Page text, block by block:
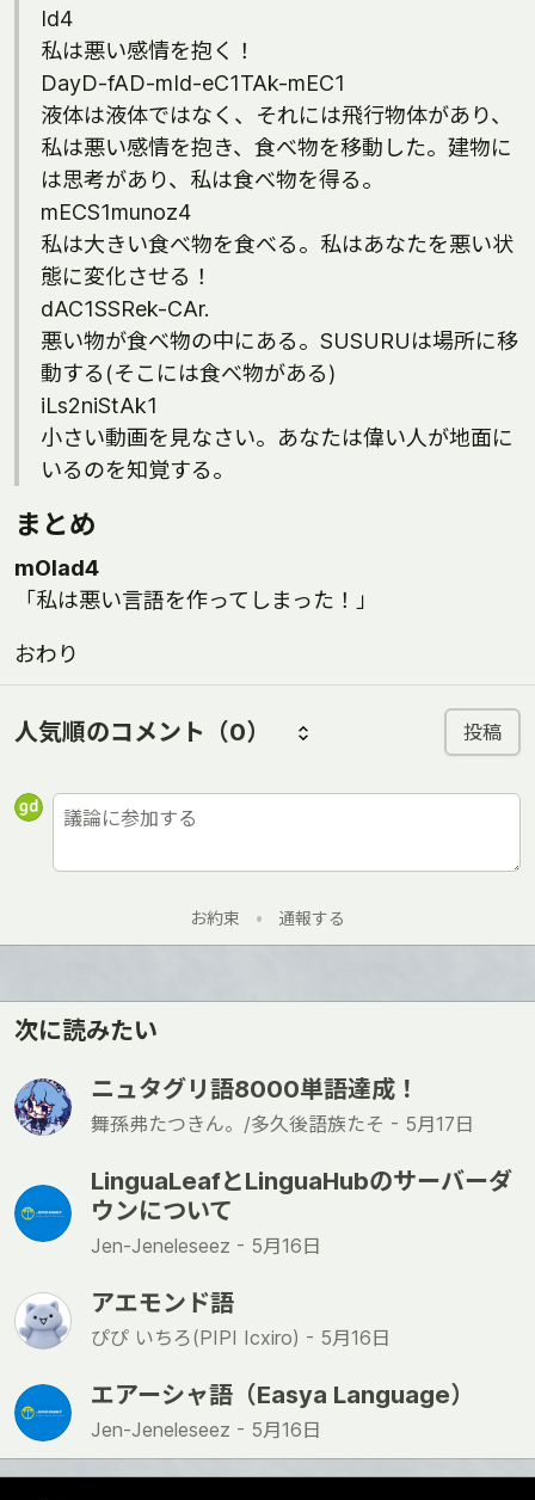
Id4
私は悪い感情を抱く！
DayD-fAD-mId-eC1TAk-mEC1
液体は液体ではなく、それには飛行物体があり、
私は悪い感情を抱き、食べ物を移動した。建物に
は思考があり、私は食べ物を得る。
mECS1munoz4
私は大きい食べ物を食べる。私はあなたを悪い状
態に変化させる！
dAC1SSRek-CAr.
悪い物が食べ物の中にある。SUSURUは場所に移
動する(そこには食べ物がある)
iLs2niStAk1
小さい動画を見なさい。あなたは偉い人が地面に
いるのを知覚する。
まとめ
mOlad4
「私は悪い言語を作ってしまった！」
おわり
人気順のコメント （0） 投稿
お約束 • 通報する
次に読みたい
ニュタグリ語8000単語達成！
舞孫弗たつきん。/多久後語族たそ - 5月17日
LinguaLeafとLinguaHubのサーバーダ
ウンについて
Jen-Jeneleseez - 5月16日
アエモンド語
ぴぴ いちろ(PIPI Icxiro) - 5月16日
エアーシャ語（Easya Language）
Jen-Jeneleseez - 5月16日